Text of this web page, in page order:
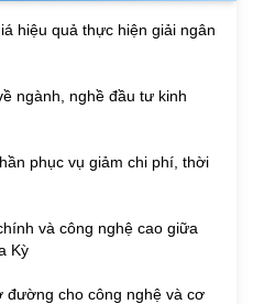
hiệu quả thực hiện giải ngân
ngành, nghề đầu tư kinh
phục vụ giảm chi phí, thời
và công nghệ cao giữa
Kỳ
đường cho công nghệ và cơ